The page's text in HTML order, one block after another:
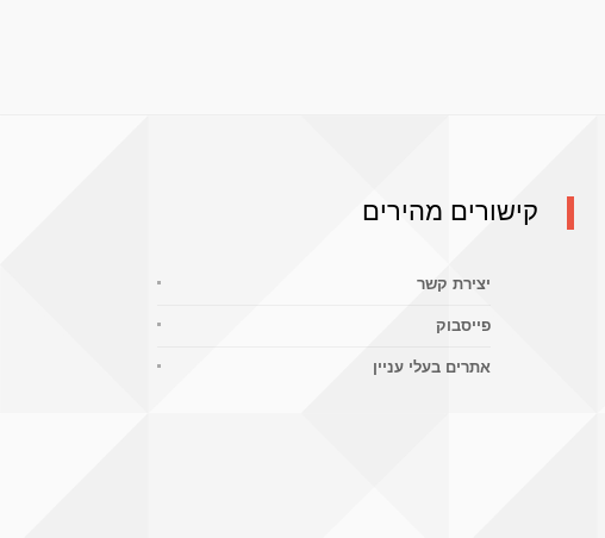
קישורים מהירים
יצירת קשר
פייסבוק
אתרים בעלי עניין